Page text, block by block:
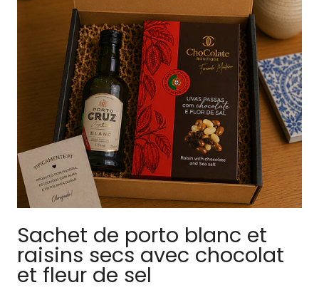
Sachet de porto blanc et
raisins secs avec chocolat
et fleur de sel